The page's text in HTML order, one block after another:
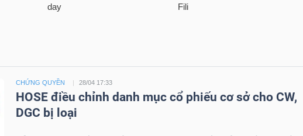
CHỨNG QUYỀN 28/04 17:33
HOSE điều chỉnh danh mục cổ phiếu cơ sở cho CW,
DGC bị loại